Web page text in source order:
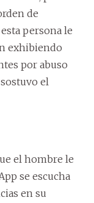
de
persona le
exhibiendo
por abuso
el
el hombre le
se escucha
en su